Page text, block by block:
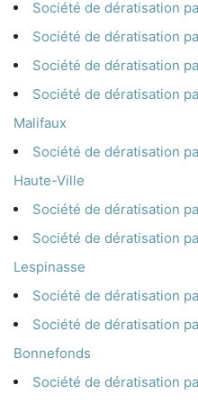
Société de dératisation
Société de dératisation
Société de dératisation
Société de dératisation
Malifaux
Société de dératisation
Haute-Ville
Société de dératisation
Société de dératisation
Lespinasse
Société de dératisation
Société de dératisation
Bonnefonds
Société de dératisation